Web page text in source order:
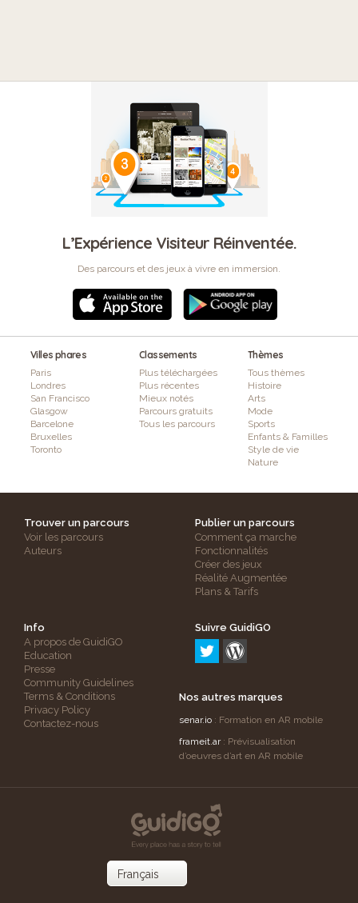
L’Expérience Visiteur Réinventée.
Des parcours et des jeux à vivre en immersion.
Villes phares
Paris
Londres
San Francisco
Glasgow
Barcelone
Bruxelles
Toronto
Classements
Plus téléchargées
Plus récentes
Mieux notés
Parcours gratuits
Tous les parcours
Thèmes
Tous thèmes
Histoire
Arts
Mode
Sports
Enfants & Familles
Style de vie
Nature
Trouver un parcours
Voir les parcours
Auteurs
Publier un parcours
Comment ça marche
Fonctionnalités
Créer des jeux
Réalité Augmentée
Plans & Tarifs
Info
A propos de GuidiGO
Education
Presse
Community Guidelines
Terms & Conditions
Privacy Policy
Contactez-nous
Suivre GuidiGO
Nos autres marques
senar.io : Formation en AR mobile
frameit.ar: Prévisualisation
d’oeuvres d’art en AR mobile